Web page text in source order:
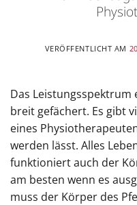
VERÖFFENTLICHT AM
Das
breit gefächert. Es gibt
eines
werden lässt. Alles
funktioniert auch der
am besten wenn es
muss der Körper des